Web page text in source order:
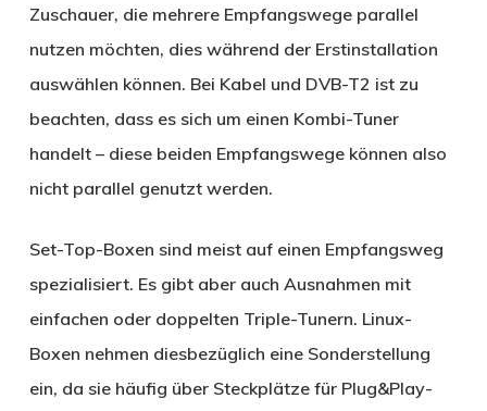
Zuschauer, die mehrere Empfangswege parallel
nutzen möchten, dies während der Erstinstallation
auswählen können. Bei Kabel und DVB-T2 ist zu
beachten, dass es sich um einen Kombi-Tuner
handelt – diese beiden Empfangswege können also
nicht parallel genutzt werden.
Set-Top-Boxen sind meist auf einen Empfangsweg
spezialisiert. Es gibt aber auch Ausnahmen mit
einfachen oder doppelten Triple-Tunern. Linux-
Boxen nehmen diesbezüglich eine Sonderstellung
ein, da sie häufig über Steckplätze für Plug&Play-